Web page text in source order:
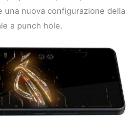
una nuova configurazione della
a punch hole.